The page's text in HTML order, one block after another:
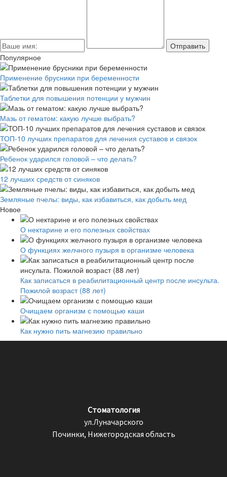
Популярное
Применение брусники при беременности
Таблетки для повышения потенции у мужчин
Мазь от гематом: какую лучше выбрать?
ТОП-10 лучших препаратов для лечения суставов и связок
Ребенок ударился головой – что делать?
12 лучших средств от синяков
Земляные пчелы: виды, как избавиться, как добыть мед
Новое
О нектарине и его полезных свойствах
О функциях желчного пузыря в организме человека
Как записаться в реабилитационный центр после инсульта.
Пожилой возраст (88 лет)
Очищаем организм с помощью каши
Как нужно пить магнезию правильно
Стоматология
ул.Луначарского
Починки, Нижегородская область